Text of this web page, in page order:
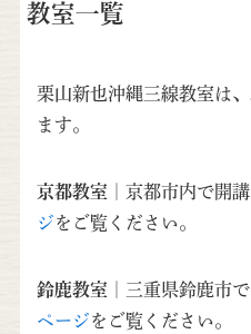
教室一覧
栗山新也沖縄三線教室は
ます。
京都教室 ｜京都市内で開
ジをご覧ください。
鈴鹿教室 ｜三重県鈴鹿市
ページをご覧ください。